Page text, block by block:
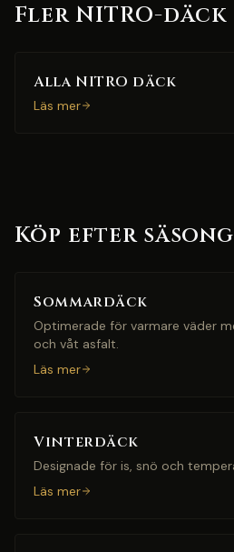
Fler NITRO-däck
Alla NITRO däck
Läs mer
Köp efter säsong
Sommardäck
Optimerade för varmare väder
och våt asfalt.
Läs mer
Vinterdäck
Designade för is, snö och
Läs mer